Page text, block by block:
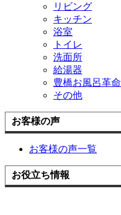
リビング
キッチン
浴室
トイレ
洗面所
給湯器
豊橋お風呂革命
その他
お客様の声
お客様の声一覧
お役立ち情報